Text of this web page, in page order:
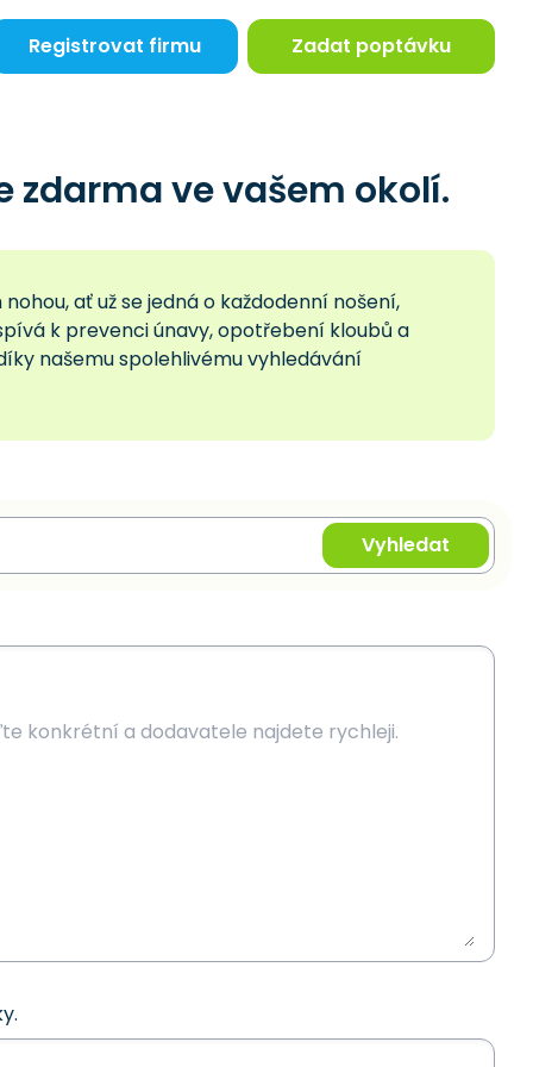
Registrovat firmu Zadat poptávku
zdarma ve vašem okolí.
ať už se jedná o každodenní nošení,
k prevenci únavy, opotřebení kloubů a
našemu spolehlivému vyhledávání
Vyhledat